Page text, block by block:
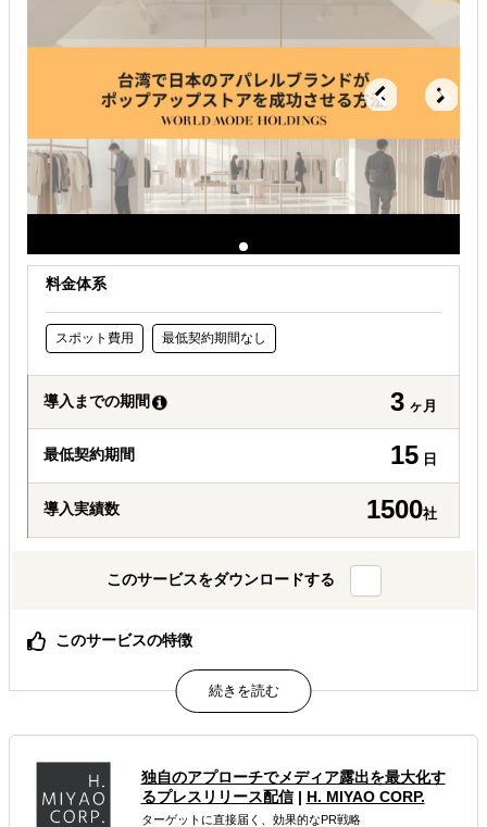
料金体系
スポット費用 最低契約期間なし
導入までの期間 3 ヶ月
最低契約期間 15 日
導入実績数 1500社
このサービスをダウンロードする
このサービスの特徴
立地選定・人材・運営・売上分析まで現地チームが伴走
現地スタッフ全員が日本語対応可能。ブランド価値を正し
く伝え、データを次回展開へ活用。
属するジャンル
海外市場調査・マーケティング
独自のアプローチでメディア露出を最大化す
るプレスリリース配信| H. MIYAO CORP.
ターゲットに直接届く、効果的なPR戦略